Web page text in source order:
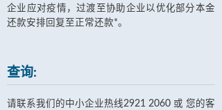
企业应对疫情，过渡至协助企业以优化部分本金
还款安排回复至正常还款*。
查询:
请联系我们的中小企业热线2921 2060 或 您的客